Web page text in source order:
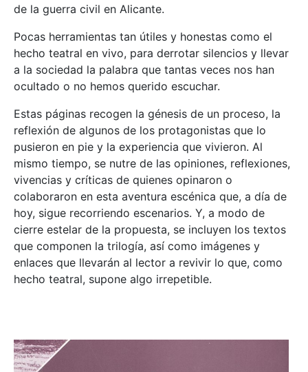
de la guerra civil en Alicante.
Pocas herramientas tan útiles y honestas como el
hecho teatral en vivo, para derrotar silencios y llevar
a la sociedad la palabra que tantas veces nos han
ocultado o no hemos querido escuchar.
Estas páginas recogen la génesis de un proceso, la
reflexión de algunos de los protagonistas que lo
pusieron en pie y la experiencia que vivieron. Al
mismo tiempo, se nutre de las opiniones, reflexiones,
vivencias y críticas de quienes opinaron o
colaboraron en esta aventura escénica que, a día de
hoy, sigue recorriendo escenarios. Y, a modo de
cierre estelar de la propuesta, se incluyen los textos
que componen la trilogía, así como imágenes y
enlaces que llevarán al lector a revivir lo que, como
hecho teatral, supone algo irrepetible.